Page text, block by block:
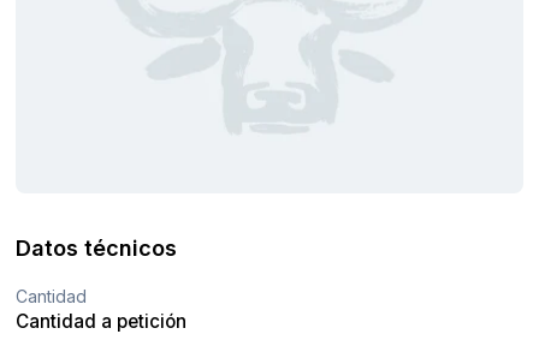
Datos técnicos
Cantidad
Cantidad a petición